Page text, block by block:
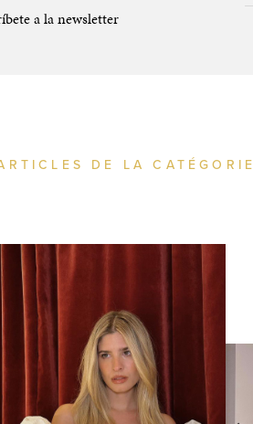
a la newsletter
DE LA CATÉGORIE